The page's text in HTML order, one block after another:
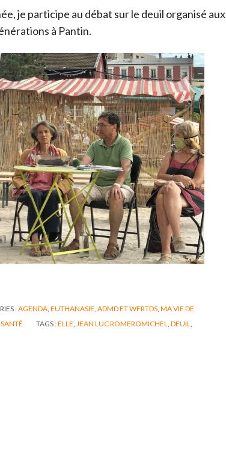
je participe au débat sur le deuil organisé aux
à Pantin.
:AGENDA, EUTHANASIE, ADMD ET WFRTDS, MA VIE DE
SANTÉ TAGS :ELLE, JEAN LUC ROMEROMICHEL, DEUIL,